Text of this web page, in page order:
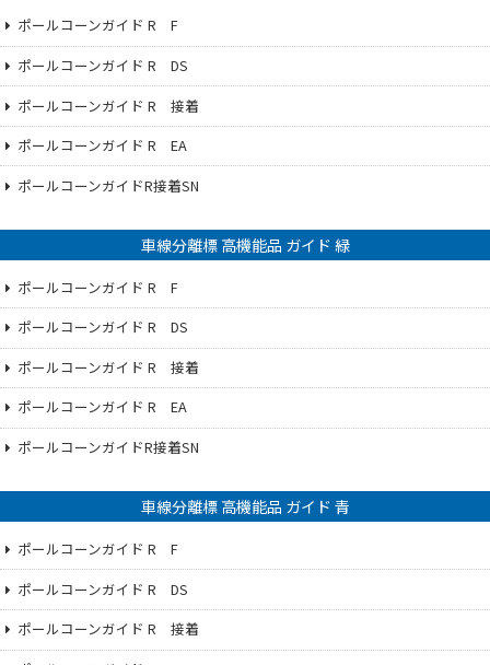
ポールコーンガイド R F
ポールコーンガイド R DS
ポールコーンガイド R 接着
ポールコーンガイド R EA
ポールコーンガイドR接着SN
車線分離標 高機能品 ガイド 緑
ポールコーンガイド R F
ポールコーンガイド R DS
ポールコーンガイド R 接着
ポールコーンガイド R EA
ポールコーンガイドR接着SN
車線分離標 高機能品 ガイド 青
ポールコーンガイド R F
ポールコーンガイド R DS
ポールコーンガイド R 接着